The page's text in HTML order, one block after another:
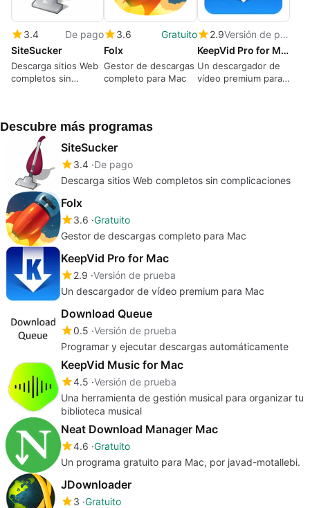
3.4
De pago
SiteSucker
Descarga sitios Web
completos sin
3.6
Gratuito
Folx
Gestor de descargas
completo para Mac
2.9
Versión de prueba
KeepVid Pro for Mac
Un descargador de
vídeo premium para
Descubre más programas
SiteSucker
3.4 De pago
Descarga sitios Web completos sin complicaciones
Folx
3.6 Gratuito
Gestor de descargas completo para Mac
KeepVid Pro for Mac
2.9 Versión de prueba
Un descargador de vídeo premium para Mac
Download Queue
0.5 Versión de prueba
Programar y ejecutar descargas automáticamente
KeepVid Music for Mac
4.5 Versión de prueba
Una herramienta de gestión musical para organizar tu
biblioteca musical
Neat Download Manager Mac
4.6 Gratuito
Un programa gratuito para Mac, por javad-motallebi.
JDownloader
3 Gratuito